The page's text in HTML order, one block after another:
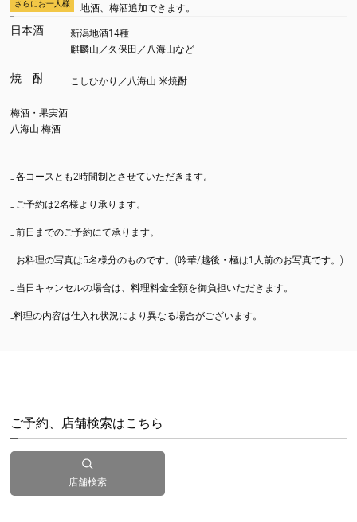
さらにお一人様
地酒、梅酒追加できます。
日本酒
新潟地酒14種
麒麟山／久保田／八海山など
焼 酎 こしひかり／八海山 米焼酎
梅酒・果実酒
八海山 梅酒
₋ 各コースとも2時間制とさせていただきます。
₋ ご予約は2名様より承ります。
₋ 前日までのご予約にて承ります。
₋ お料理の写真は5名様分のものです。(吟華/越後・極は1人前のお写真です。)
₋ 当日キャンセルの場合は、料理料金全額を御負担いただきます。
₋料理の内容は仕入れ状況により異なる場合がございます。
ご予約、店舗検索はこちら
店舗検索